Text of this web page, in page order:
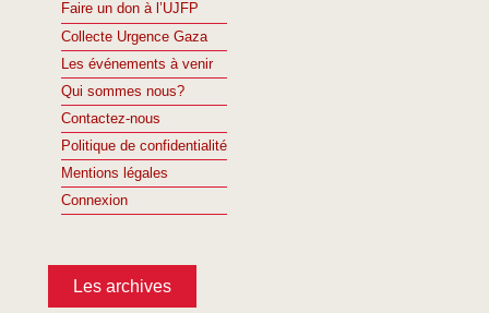
Faire un don à l’UJFP
Collecte Urgence Gaza
Les événements à venir
Qui sommes nous?
Contactez-nous
Politique de confidentialité
Mentions légales
Connexion
Les archives